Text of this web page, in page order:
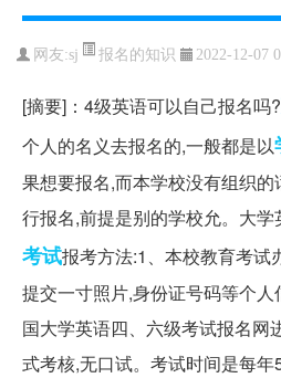
网友:sj 报名的知识 2022-12-07
[摘要]：4级英语可以自己报名吗?
个人的名义去报名的,一般都是以
果想要报名,而本学校没有组织
行报名,前提是别的学校允。大
考试报考方法:1、本校教育考试
提交一寸照片,身份证号码等个
国大学英语四、六级考试报名网
式考核,无口试。考试时间是每年